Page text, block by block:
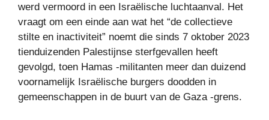
werd vermoord in een Israëlische luchtaanval. Het
vraagt ​​om een ​​einde aan wat het “de collectieve
stilte en inactiviteit” noemt die sinds 7 oktober 2023
tienduizenden Palestijnse sterfgevallen heeft
gevolgd, toen Hamas -militanten meer dan duizend
voornamelijk Israëlische burgers doodden in
gemeenschappen in de buurt van de Gaza -grens.